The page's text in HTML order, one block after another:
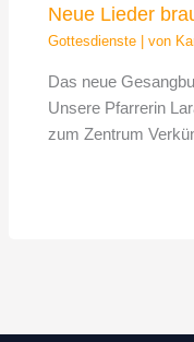
Neue Lieder
Gottesdienste | von
Das neue
Unsere Pfarrerin
zum Zentrum